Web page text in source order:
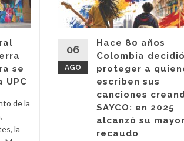
se
UPC
de la
la
06
AGO
Hace 80 años
Colombia decidió
proteger a
escriben sus
canciones
SAYCO: en 2025
alcanzó su mayor
recaudo